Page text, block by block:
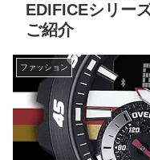
EDIFICEシリー
ご紹介
ファッション